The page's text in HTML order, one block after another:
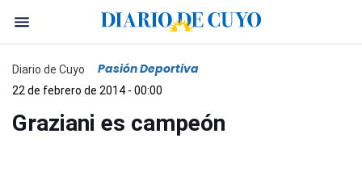
Diario de Cuyo Pasión Deportiva
22 de febrero de 2014 - 00:00
Graziani es campeón